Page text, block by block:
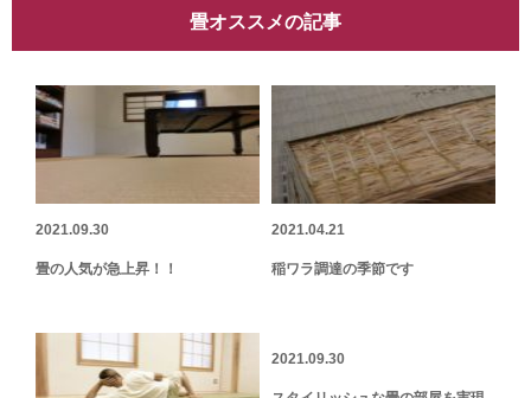
畳オススメの記事
2021.09.30
畳の人気が急上昇！！
2021.04.21
稲ワラ調達の季節です
2021.09.30